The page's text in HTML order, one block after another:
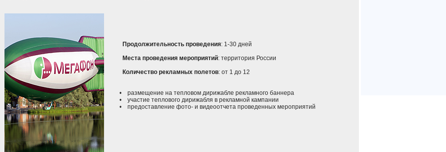
Продолжительность проведения: 1-30 дней
Места проведения мероприятий: территория России
Количество рекламных полетов: от 1 до 12
• размещение на тепловом дирижабле рекламного баннера
• участие теплового дирижабля в рекламной кампании
• предоставление фото- и видеоотчета проведенных мероприятий